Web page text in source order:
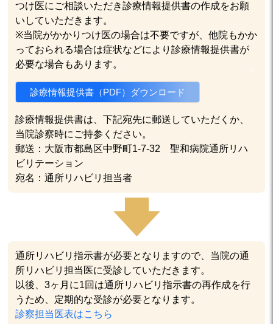
つけ医にご相談いただき診療情報提供書の作成をお願
いしていただきます。
※当院がかかりつけ医の場合は不要ですが、他院もかか
っておられる場合は症状などにより診療情報提供書が
必要な場合もあります。
診療情報提供書（PDF）ダウンロード
診療情報提供書は、下記宛先に郵送していただくか、
当院診察時にご持参ください。
郵送：大阪市都島区中野町1-7-32 聖和病院通所リハ
ビリテーション
宛名：通所リハビリ担当者
通所リハビリ指示書が必要となりますので、当院の通
所リハビリ担当医に受診していただきます。
以後、3ヶ月に1回は通所リハビリ指示書の再作成を行
うため、定期的な受診が必要となります。
診察担当医表はこちら